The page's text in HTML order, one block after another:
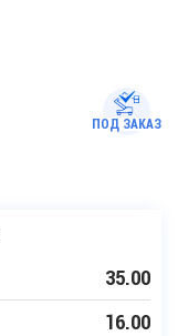
35.00
16.00
ПОД ЗАКАЗ